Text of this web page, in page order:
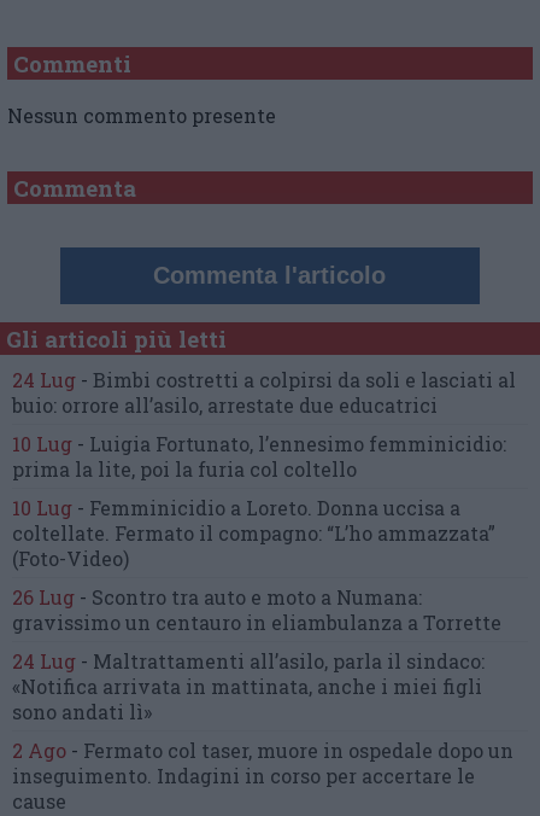
Commenti
Nessun commento presente
Commenta
Commenta l'articolo
Gli articoli più letti
24 Lug - Bimbi costretti a colpirsi da soli e lasciati al
buio: orrore all’asilo, arrestate due educatrici
10 Lug - Luigia Fortunato, l’ennesimo femminicidio:
prima la lite, poi la furia col coltello
10 Lug - Femminicidio a Loreto. Donna uccisa a
coltellate. Fermato il compagno: “L’ho ammazzata”
(Foto-Video)
26 Lug - Scontro tra auto e moto a Numana:
gravissimo un centauro in eliambulanza a Torrette
24 Lug - Maltrattamenti all’asilo, parla il sindaco:
«Notifica arrivata in mattinata, anche i miei figli
sono andati lì»
2 Ago - Fermato col taser, muore in ospedale dopo un
inseguimento. Indagini in corso per accertare le
cause